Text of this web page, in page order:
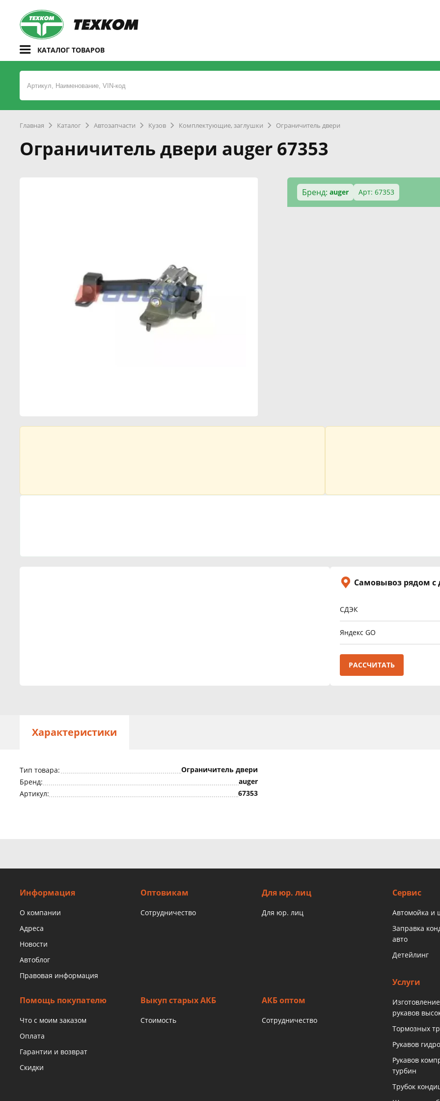
КАТАЛОГ ТОВАРОВ
Главная Каталог Автозапчасти Кузов Комплектующие, заглушки Ограничитель двери
Ограничитель двери auger 67353
Бренд: auger Арт: 67353
Самовывоз рядом
СДЭК
Яндекс GO
РАССЧИТАТЬ
Характеристики
Тип товара:
Ограничитель двери
Бренд:
auger
Артикул:
67353
Информация
О компании
Адреса
Новости
Автоблог
Правовая информация
Оптовикам
Сотрудничество
Для юр. лиц
Для юр. лиц
Помощь покупателю
Что с моим заказом
Оплата
Гарантии и возврат
Скидки
Выкуп старых АКБ
Стоимость
АКБ оптом
Сотрудничество
Сервис
Автомойка и
Заправка
авто
Детейлинг
Услуги
рукавов
Тормозных
Рукавов
Рукавов
турбин
Трубок